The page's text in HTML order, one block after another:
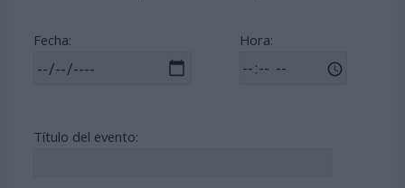
Fecha: Hora:
Título del evento: